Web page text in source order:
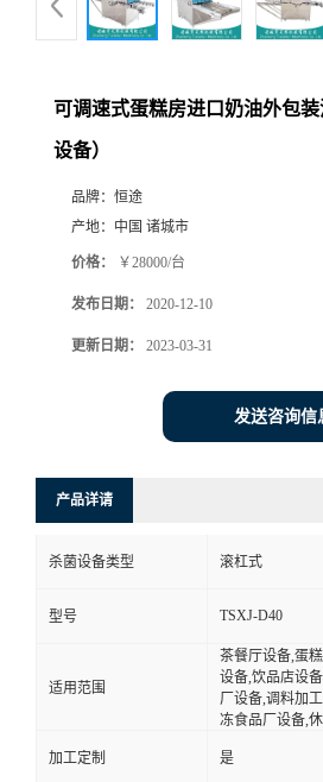
可调速式蛋糕房进口奶油外包
设备）
品牌： 恒途
产地： 中国 诸城市
价格： ￥28000/台
发布日期： 2020-12-10
更新日期： 2023-03-31
发送咨询信
产品详请
杀菌设备类型 滚杠式
型号 TSXJ-D40
适用范围
茶餐厅设备,蛋
设备,饮品店设
厂设备,调料加
冻食品厂设备,
加工定制 是